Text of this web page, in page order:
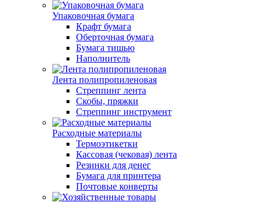
Упаковочная бумага
Крафт бумага
Оберточная бумага
Бумага тишью
Наполнитель
Лента полипропиленовая
Стреппинг лента
Скобы, пряжки
Стреппинг инструмент
Расходные материалы
Термоэтикетки
Кассовая (чековая) лента
Резинки для денег
Бумага для принтера
Почтовые конверты